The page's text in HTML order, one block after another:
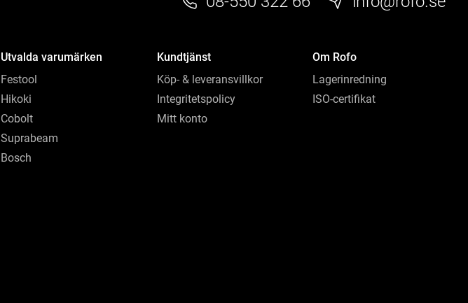
Utvalda varumärken
Festool
Hikoki
Cobolt
Suprabeam
Bosch
Kundtjänst
Köp- & leveransvillkor
Integritetspolicy
Mitt konto
Om Rofo
Lagerinredning
ISO-certifikat